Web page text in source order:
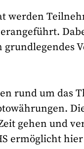
werden
rund um das
gehen und
ermöglicht